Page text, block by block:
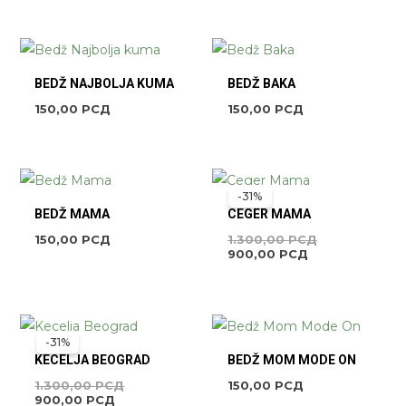
BEDŽ NAJBOLJA KUMA
150,00 РСД
BEDŽ BAKA
150,00 РСД
BEDŽ MAMA
150,00 РСД
-31%
CEGER MAMA
1.300,00РСД
900,00 РСД
TRENUTNA
CENA
900,00 РСД.
-31%
KECELJA BEOGRAD
1.300,00РСД
ORIGINALNA
CENA
BILA:
900,00 РСД
TRENUTNA
CENA
900,00 РСД.
BEDŽ MOM MODE ON
150,00 РСД